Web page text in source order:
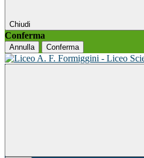
Chiudi
Conferma
Annulla Conferma